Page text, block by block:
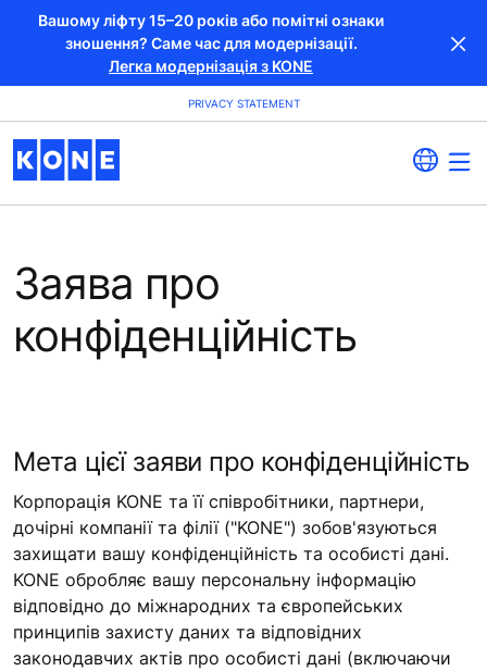
Вашому ліфту 15–20 років або помітні ознаки
зношення? Саме час для модернізації.
Легка модернізація з KONE
PRIVACY STATEMENT
Заява про
конфіденційність
Мета цієї заяви про конфіденційність
Корпорація KONE та її співробітники, партнери,
дочірні компанії та філії ("KONE") зобов'язуються
захищати вашу конфіденційність та особисті дані.
KONE обробляє вашу персональну інформацію
відповідно до міжнародних та європейських
принципів захисту даних та відповідних
законодавчих актів про особисті дані (включаючи